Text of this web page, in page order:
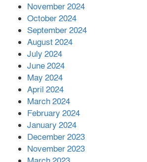
সহায়তা দিলেন
November 2024
October 2024
September 2024
August 2024
July 2024
June 2024
May 2024
April 2024
March 2024
February 2024
January 2024
December 2023
November 2023